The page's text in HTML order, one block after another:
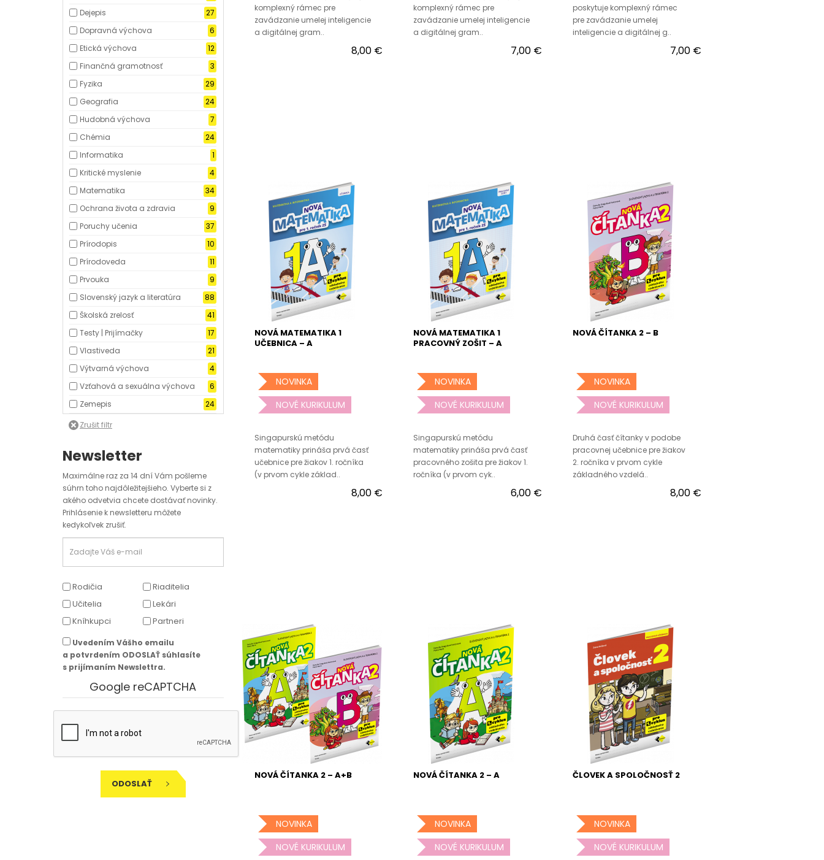
Dejepis
27
Dopravná výchova
6
Etická výchova
12
Finančná gramotnosť
3
Fyzika
29
Geografia
24
Hudobná výchova
7
Chémia
24
Informatika
1
Kritické myslenie
4
Matematika
34
Ochrana života a zdravia
9
Poruchy učenia
37
Prírodopis
10
Prírodoveda
11
Prvouka
9
Slovenský jazyk a literatúra
88
Školská zrelosť
41
Testy | Prijímačky
17
Vlastiveda
21
Výtvarná výchova
4
Vzťahová a sexuálna výchova
6
Zemepis
24
Newsletter
Maximálne raz za 14 dní Vám pošleme
súhrn toho najdôležitejšieho. Vyberte si z
akého odvetvia chcete dostávať novinky.
Prihlásenie k newsletteru môžete
kedykoľvek zrušiť.
Rodičia
Riaditelia
Učitelia
Lekári
Kníhkupci
Partneri
Uvedením Vášho emailu
a potvrdením ODOSLAŤ súhlasíte
s prijímaním Newslettra.
Google reCAPTCHA
ODOSLAŤ
komplexný rámec pre
zavádzanie umelej inteligencie
a digitálnej gram..
8,00 €
komplexný rámec pre
zavádzanie umelej inteligencie
a digitálnej gram..
7,00 €
poskytuje komplexný rámec
pre zavádzanie umelej
inteligencie a digitálnej g..
7,00 €
NOVÁ MATEMATIKA 1
UČEBNICA – A
NOVINKA
NOVÉ KURIKULUM
Singapurskú metódu
matematiky prináša prvá časť
učebnice pre žiakov 1. ročníka
(v prvom cykle základ..
8,00 €
NOVÁ MATEMATIKA 1
PRACOVNÝ ZOŠIT – A
NOVINKA
NOVÉ KURIKULUM
Singapurskú metódu
matematiky prináša prvá časť
pracovného zošita pre žiakov 1.
ročníka (v prvom cyk..
6,00 €
NOVÁ ČÍTANKA 2 – B
NOVINKA
NOVÉ KURIKULUM
Druhá časť čítanky v podobe
pracovnej učebnice pre žiakov
2. ročníka v prvom cykle
základného vzdelá..
8,00 €
NOVÁ ČÍTANKA 2 – A+B
NOVINKA
NOVÉ KURIKULUM
NOVÁ ČÍTANKA 2 – A
NOVINKA
NOVÉ KURIKULUM
ČLOVEK A SPOLOČNOSŤ 2
NOVINKA
NOVÉ KURIKULUM